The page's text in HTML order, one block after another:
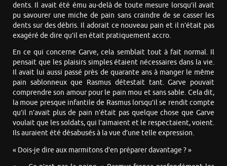
dents. Il avait été ému au-delà de toute mesure lorsqu’il avait
pu savourer une miche de pain sans craindre de se casser les
dents sur des débris. Il adorait ce nouveau pain et il n’était pas
exagéré de dire qu’il en était pratiquement accro.
En ce qui concerne Garve, cela semblait tout à fait normal. Il
pensait que les plaisirs simples étaient nécessaires dans la vie.
Il avait lui aussi passé près de quarante ans à manger le même
pain sablonneux que Rasmus détestait tant. Garve pouvait
comprendre son amour pour le pain mou et sans sable. Cela dit,
la moue presque infantile de Rasmus lorsqu’il se rendit compte
qu’il n’avait plus de pain n’était pas quelque chose que Garve
voulait que les soldats, qui l’aimaient et le respectaient, voient.
Ils auraient été désabusés à la vue d’une telle expression.
« Dois-je dire aux marmitons d’en préparer davantage ? »